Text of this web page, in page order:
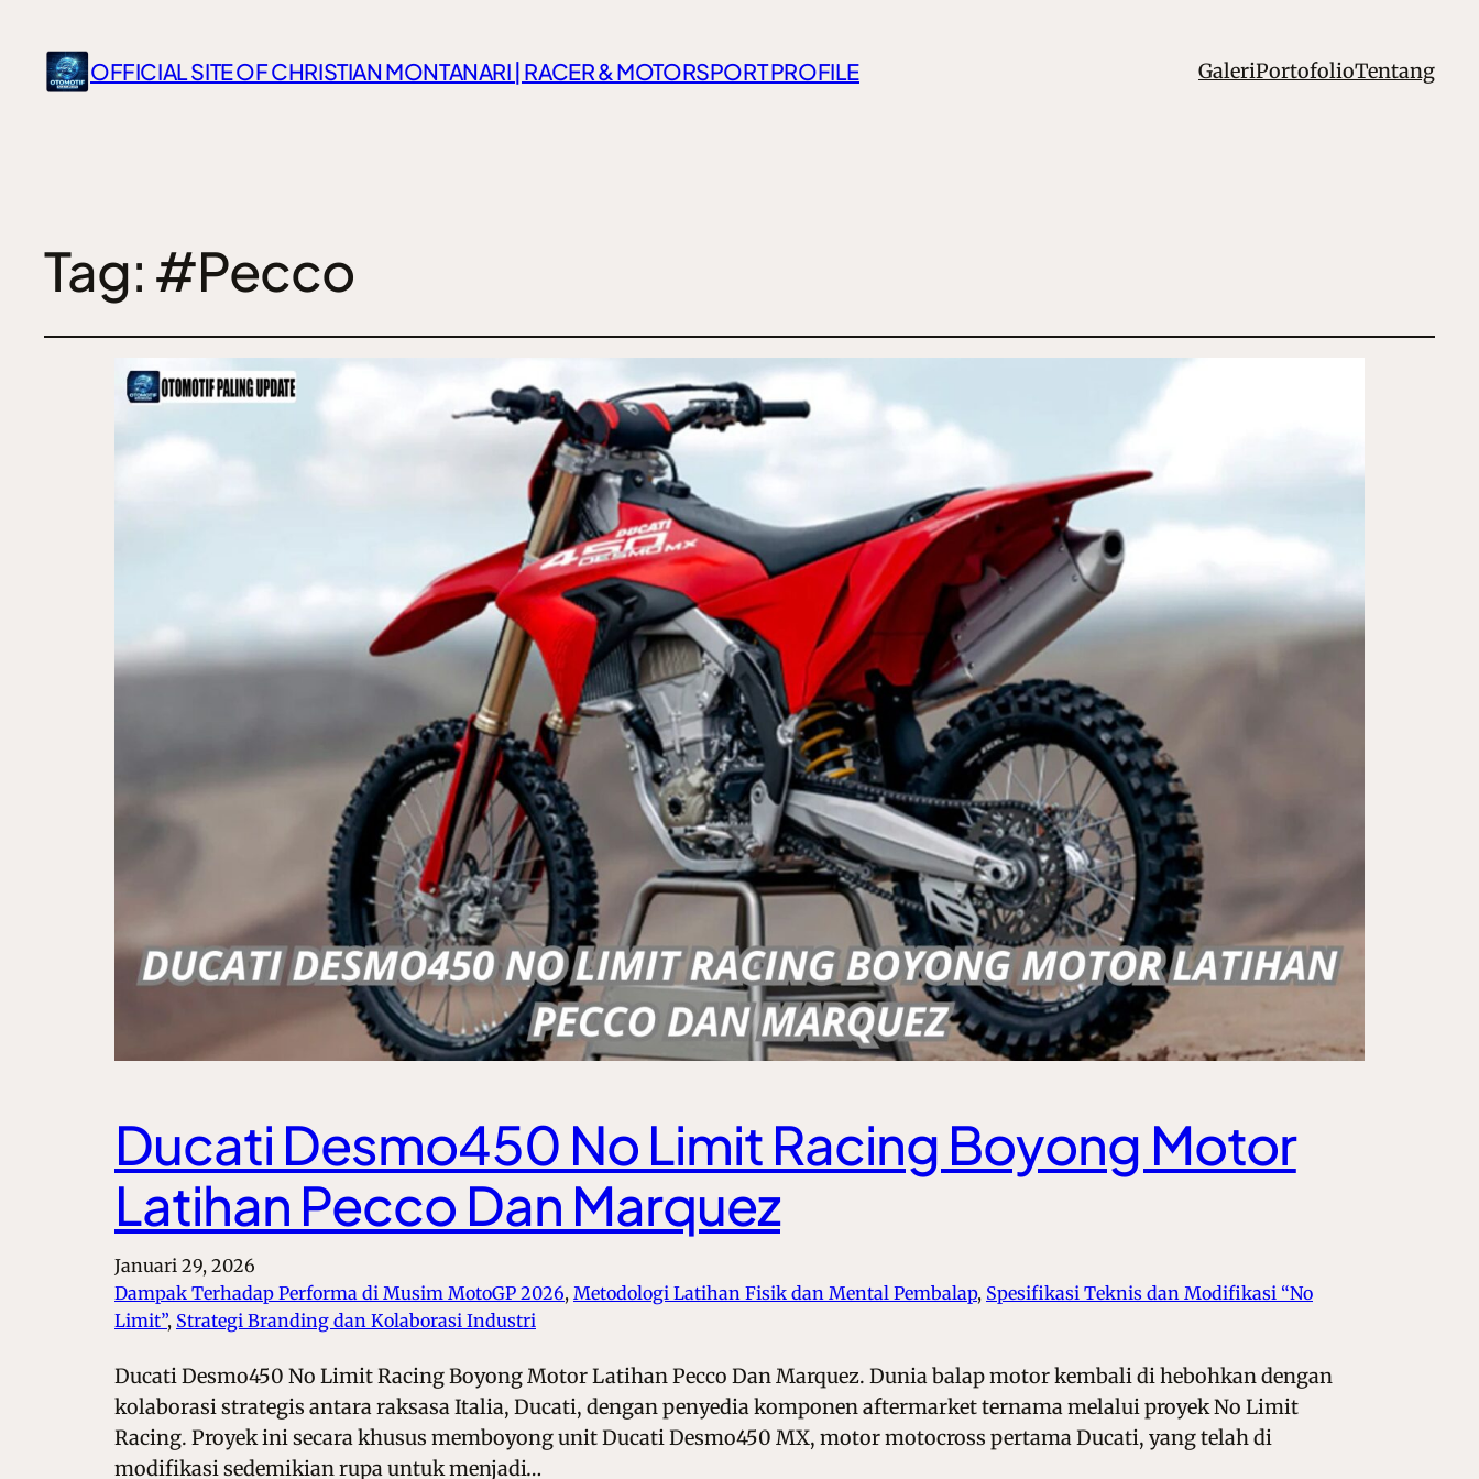
OFFICIAL SITE OF CHRISTIAN MONTANARI | RACER & MOTORSPORT PROFILE GaleriPortofolioTentang
Tag: #Pecco
Ducati Desmo450 No Limit Racing Boyong Motor
Latihan Pecco Dan Marquez
Januari 29, 2026
Dampak Terhadap Performa di Musim MotoGP 2026, Metodologi Latihan Fisik dan Mental Pembalap, Spesifikasi Teknis dan Modifikasi “No
Limit”, Strategi Branding dan Kolaborasi Industri
Ducati Desmo450 No Limit Racing Boyong Motor Latihan Pecco Dan Marquez. Dunia balap motor kembali di hebohkan dengan
kolaborasi strategis antara raksasa Italia, Ducati, dengan penyedia komponen aftermarket ternama melalui proyek No Limit
Racing. Proyek ini secara khusus memboyong unit Ducati Desmo450 MX, motor motocross pertama Ducati, yang telah di
modifikasi sedemikian rupa untuk menjadi…